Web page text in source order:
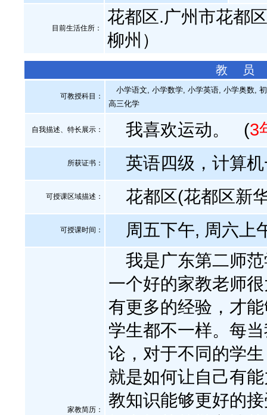
目前生活住所：
花都区.广州市花都
柳州）
教 员
可教授科目：
小学语文, 小学数学, 小学英语, 小学奥数,
高三化学
自我描述、特长展示 ： 我喜欢运动。 (3
所获证书 ： 英语四级，计算机
可授课区域描述： 花都区(花都区新
可授课时间： 周五下午, 周六上
家教简历：
我是广东第二师范
一个好的家教老师
有更多的经验，才
学生都不一样。每
论，对于不同的学
就是如何让自己有
教知识能够更好的